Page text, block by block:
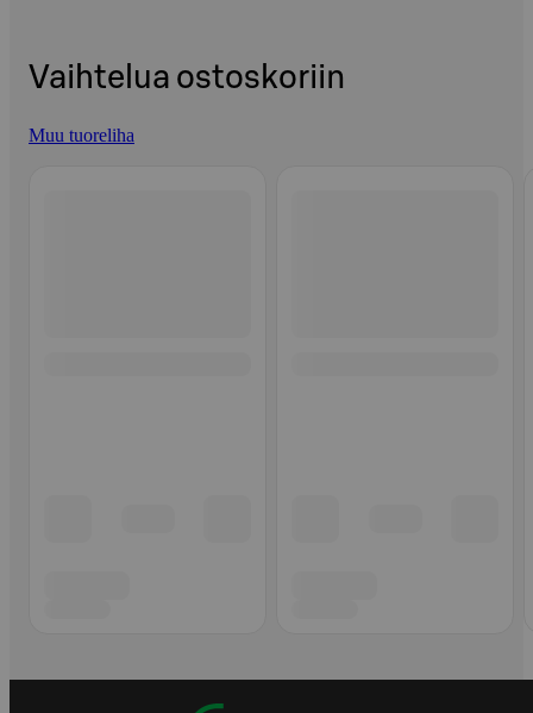
Vaihtelua ostoskoriin
Muu tuoreliha